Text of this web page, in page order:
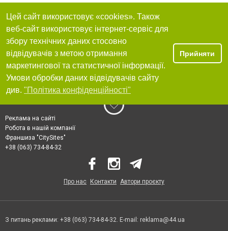
Цей сайт використовує «cookies». Також
веб-сайт використовує інтернет-сервіс для
збору технічних даних стосовно
відвідувачів з метою отримання
маркетингової та статистичної інформації.
Умови обробки даних відвідувачів сайту
див. "Політика конфіденційності"
Прийняти
Реклама на сайті
Робота в нашій компанії
Франшиза "CitySites"
+38 (063) 734-84-32
Про нас Контакти Автори проєкту
З питань реклами: +38 (063) 734-84-32. E-mail: reklama@44.ua